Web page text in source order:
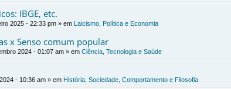
IBGE, etc.
2025 - 22:33 pm » em Laicismo, Política e Economia
x Senso comum popular
2024 - 01:07 am » em Ciência, Tecnologia e Saúde
- 10:36 am » em História, Sociedade, Comportamento e Filosofia